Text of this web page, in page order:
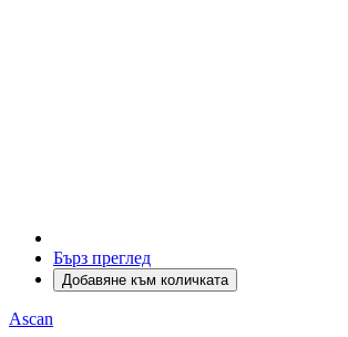
Бърз преглед
Добавяне към количката
Ascan